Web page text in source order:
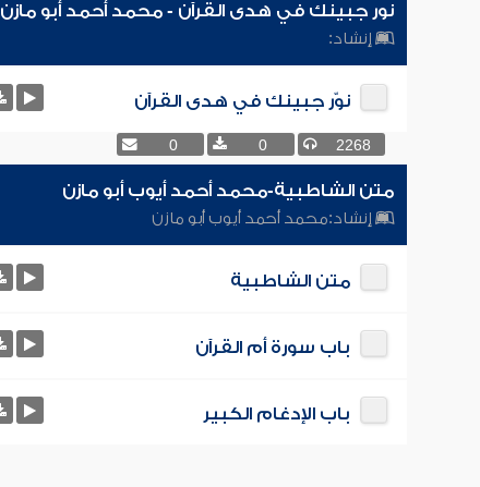
نور جبينك في هدى القرآن - محمد أحمد أبو مازن
إنشاد:
نوّر جبينك في هدى القرآن
2268
0
0
متن الشاطبية-محمد أحمد أيوب أبو مازن
إنشاد:محمد أحمد أيوب أبو مازن
متن الشاطبية
باب سورة أم القرآن
باب الإدغام الكبير